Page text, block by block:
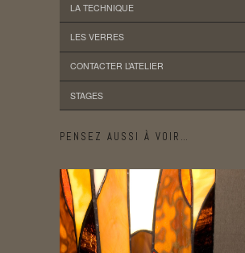
LA TECHNIQUE
LES VERRES
CONTACTER L’ATELIER
STAGES
PENSEZ AUSSI À VOIR…